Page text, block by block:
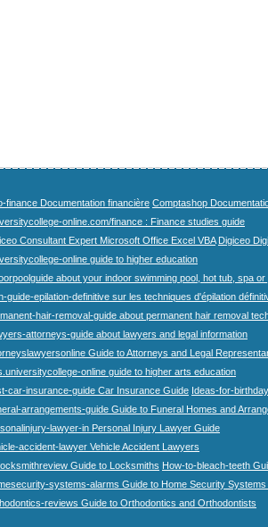
finance Documentation financière Comptashop
online.com/finance : Finance studies guide
Consultant Expert Microsoft Office Excel VBA Digiceo
online guide to higher education
about your indoor swimming pool, hot tub, spa
guide-epilation-definitive sur les techniques d'épilation
hair-removal-guide about permanent hair removal
attorneys-guide about lawyers and legal information
Guide to Attorneys and Legal
online guide to higher arts education
car-insurance-guide Car Insurance Guide Ideas-for-
arrangements-guide Guide to Funeral Homes and
lawyer-in Personal Injury Lawyer Guide
accident-lawyer Vehicle Accident Lawyers
Guide to Locksmiths How-to-bleach-teeth
systems-alarms Guide to Home Security Systems
reviews Guide to Orthodontics and Orthodontists